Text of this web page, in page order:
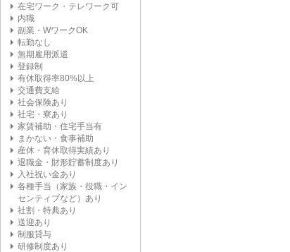
在宅ワーク・テレワーク可
内職
副業・WワークOK
転勤なし
無期雇用派遣
登録制
有休取得率80%以上
交通費支給
社会保険あり
社宅・寮あり
家賃補助・住宅手当有
まかない・食事補助
産休・育休取得実績あり
退職金・財形貯蓄制度あり
入社祝い金あり
各種手当（家族・役職・イン
センティブなど）あり
社割・特典あり
送迎あり
制服貸与
研修制度あり